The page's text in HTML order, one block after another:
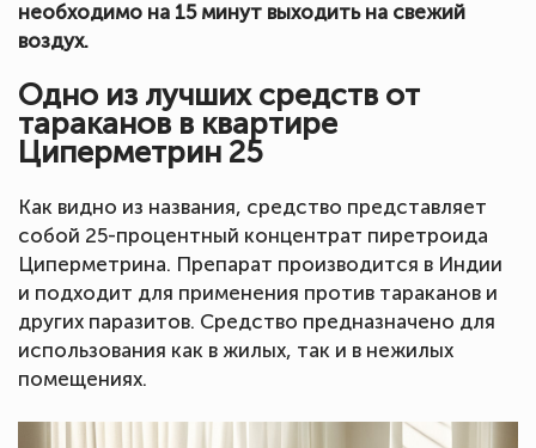
необходимо на 15 минут выходить на свежий
воздух.
Одно из лучших средств от
тараканов в квартире
Циперметрин 25
Как видно из названия, средство представляет
собой 25-процентный концентрат пиретроида
Циперметрина. Препарат производится в Индии
и подходит для применения против тараканов и
других паразитов. Средство предназначено для
использования как в жилых, так и в нежилых
помещениях.